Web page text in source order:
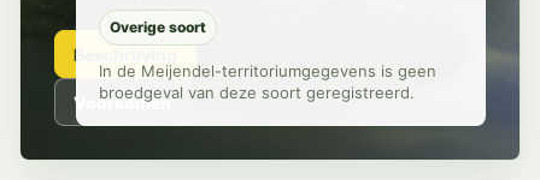
Beschrijving
Voorkomen
Overige soort
In de Meijendel-territoriumgegevens is geen
broedgeval van deze soort geregistreerd.